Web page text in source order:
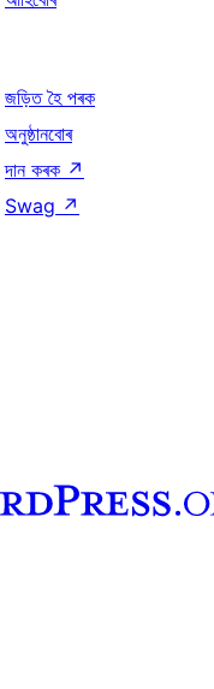
জড়িত হৈ পৰক
অনুষ্ঠানবোৰ
দান কৰক ↗
Swag ↗